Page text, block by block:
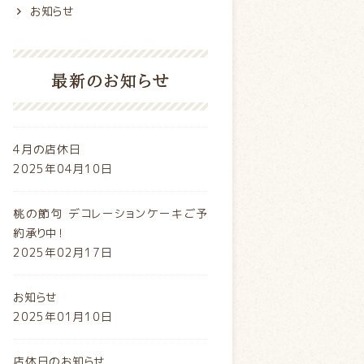
お知らせ
最新のお知らせ
4月の店休日
2025年04月10日
桃の節句 デコレーションケーキご予
約承り中！
2025年02月17日
お知らせ
2025年01月10日